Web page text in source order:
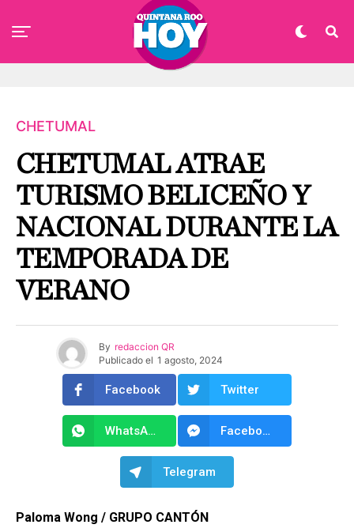
CHETUMAL
CHETUMAL ATRAE
TURISMO BELICEÑO Y
NACIONAL DURANTE LA
TEMPORADA DE
VERANO
By redaccion QR
Publicado el 1 agosto, 2024
Facebook Twitter
WhatsApp Facebook Messenger
Telegram
Paloma Wong / GRUPO CANTÓN